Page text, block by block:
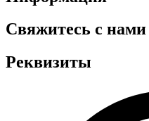
Свяжитесь с нами
Реквизиты